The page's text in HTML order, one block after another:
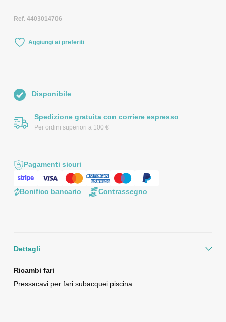
Ref. 4403014706
Aggiungi ai preferiti
Disponibile
Spedizione gratuita con corriere espresso
Per ordini superiori a 100 €
Pagamenti sicuri
Bonifico bancario Contrassegno
Dettagli
Ricambi fari
Pressacavi per fari subacquei piscina